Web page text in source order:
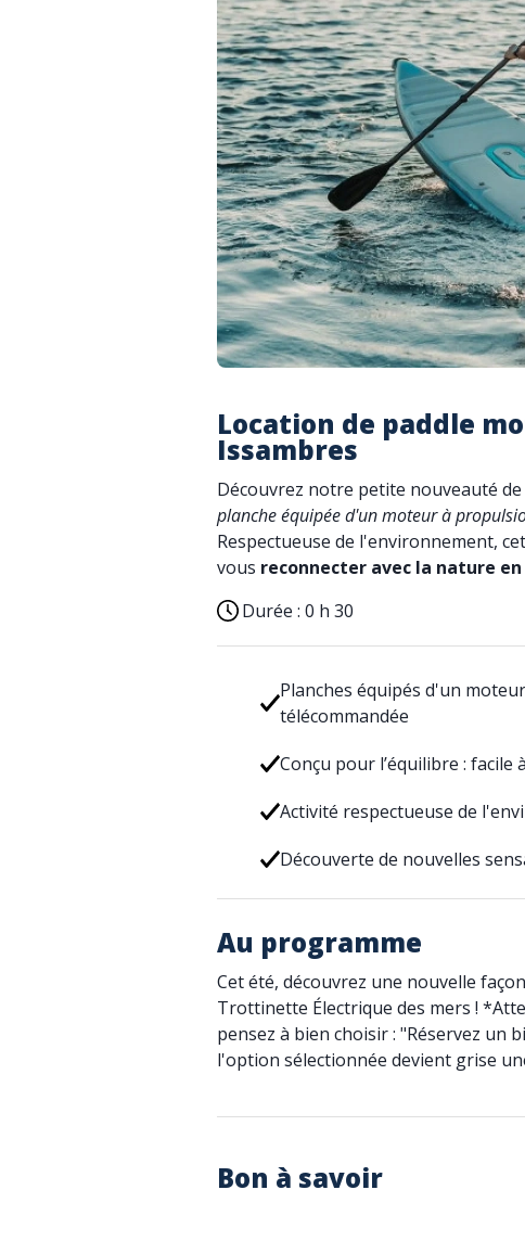
Location de paddle
Issambres
Découvrez notre petite nouveauté de
planche équipée d'un moteur à
Respectueuse de l'environnement,
vous reconnecter avec la nature
Durée : 0 h 30
Planches équipés d'un
télécommandée
Conçu pour l’équilibre : facile
Activité respectueuse de
Découverte de nouvelles
Au programme
Cet été, découvrez une nouvelle
Trottinette Électrique des mers !
pensez à bien choisir : "Réservez un
l'option sélectionnée devient grise
Bon à savoir